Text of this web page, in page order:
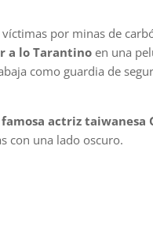
por minas de
a lo Tarantino en una
como guardia de
famosa actriz taiwanesa
con una lado oscuro.